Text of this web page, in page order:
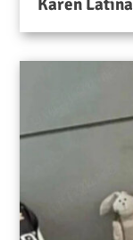
Karen Latina